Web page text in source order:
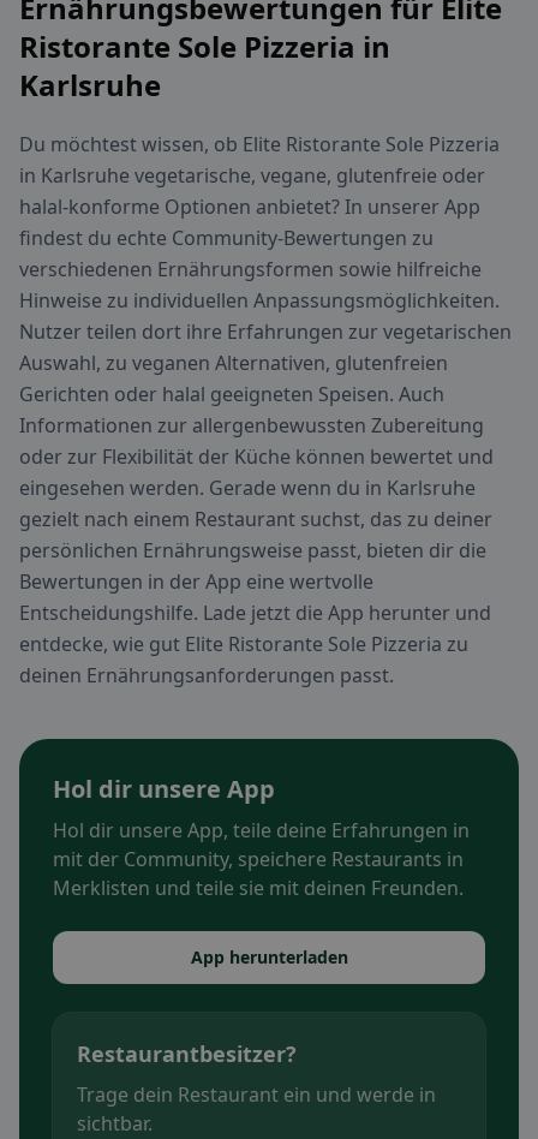
Ernährungsbewertungen für Elite
Ristorante Sole Pizzeria in
Karlsruhe
Du möchtest wissen, ob Elite Ristorante Sole Pizzeria
in Karlsruhe vegetarische, vegane, glutenfreie oder
halal-konforme Optionen anbietet? In unserer App
findest du echte Community-Bewertungen zu
verschiedenen Ernährungsformen sowie hilfreiche
Hinweise zu individuellen Anpassungsmöglichkeiten.
Nutzer teilen dort ihre Erfahrungen zur vegetarischen
Auswahl, zu veganen Alternativen, glutenfreien
Gerichten oder halal geeigneten Speisen. Auch
Informationen zur allergenbewussten Zubereitung
oder zur Flexibilität der Küche können bewertet und
eingesehen werden. Gerade wenn du in Karlsruhe
gezielt nach einem Restaurant suchst, das zu deiner
persönlichen Ernährungsweise passt, bieten dir die
Bewertungen in der App eine wertvolle
Entscheidungshilfe. Lade jetzt die App herunter und
entdecke, wie gut Elite Ristorante Sole Pizzeria zu
deinen Ernährungsanforderungen passt.
Hol dir unsere App
Hol dir unsere App, teile deine Erfahrungen in
mit der Community, speichere Restaurants in
Merklisten und teile sie mit deinen Freunden.
App herunterladen
Restaurantbesitzer?
Trage dein Restaurant ein und werde in
sichtbar.